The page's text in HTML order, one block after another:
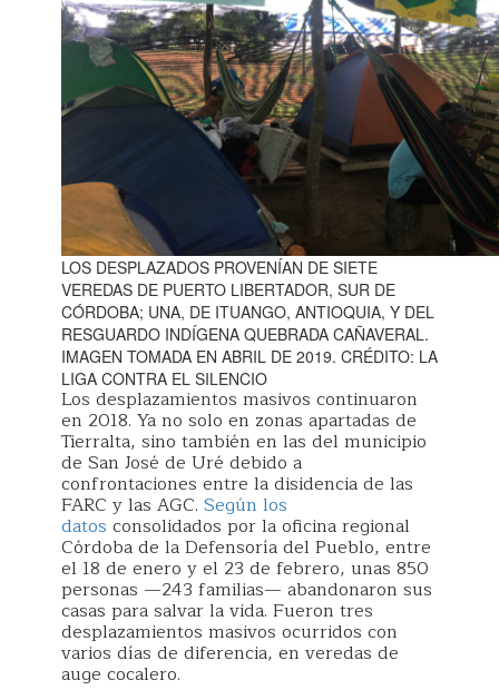
LOS DESPLAZADOS PROVENÍAN DE SIETE
VEREDAS DE PUERTO LIBERTADOR, SUR DE
CÓRDOBA; UNA, DE ITUANGO, ANTIOQUIA, Y DEL
RESGUARDO INDÍGENA QUEBRADA CAÑAVERAL.
IMAGEN TOMADA EN ABRIL DE 2019. CRÉDITO: LA
LIGA CONTRA EL SILENCIO
Los desplazamientos masivos continuaron
en 2018. Ya no solo en zonas apartadas de
Tierralta, sino también en las del municipio
de San José de Uré debido a
confrontaciones entre la disidencia de las
FARC y las AGC. Según los
datos consolidados por la oficina regional
Córdoba de la Defensoría del Pueblo, entre
el 18 de enero y el 23 de febrero, unas 850
personas —243 familias— abandonaron sus
casas para salvar la vida. Fueron tres
desplazamientos masivos ocurridos con
varios días de diferencia, en veredas de
auge cocalero.